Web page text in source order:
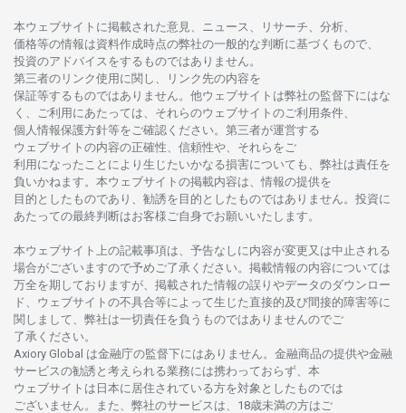
本ウェブサイトに掲載さ れた意見、ニュース、リサーチ、分析、
価格等の情報は資料作成時点の弊社の一般的な判断に基づくもので、
投資のアドバイスをするものではありません。
第三者の リンク使用に関し、 リンク先の内容を
保証等するものではありません。 他ウェブサイトは弊社の監督下にはな
く、
ご利用に あたっては、 それらのウェブサイトの ご利用条件、
個人情報保護方針等を ご確認ください。 第三者が運営する
ウェブサイトの内容の正確性、信頼性や、それらをご
利用になったことにより 生じたいかなる損害についても、 弊社は責任を
負いかね ます。 本ウェブサイトの掲載内容は、 情報の提供を
目的としたものであり、 勧誘を 目的としたものではありません。 投資に
あたっての最終判断はお客様ご自身でお願いいたします。
本ウェブサイト 上の記載事項は、 予告なしに 内容が変更又は中止さ れる
場合がございますので予めご了承ください。 掲載情報の内容については
万全を期しておりますが、 掲載さ れた情報の誤りやデータのダウンロー
ド、 ウェブサイトの不具合等に よって生じた 直接的及び間接的障害等に
関し まして、 弊社は一切責任を負うものではありませんのでご
了承ください。
Axiory Global は金融庁の監督下にはありません。 金融商品の提供や金融
サービスの勧誘と 考えられる業務には携わっておらず、 本
ウェブサイトは 日本に 居住さ れている方を対象としたものでは
ございません。
また、 弊社のサービスは、18歳未満の方は ご